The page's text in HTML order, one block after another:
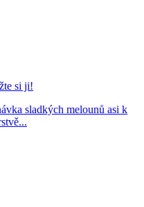
si ji!
sladkých melounů asi k